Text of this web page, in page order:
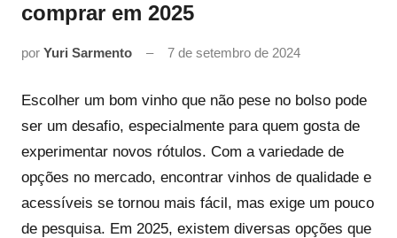
comprar em 2025
por Yuri Sarmento 7 de setembro de 2024
Escolher um bom vinho que não pese no bolso pode
ser um desafio, especialmente para quem gosta de
experimentar novos rótulos. Com a variedade de
opções no mercado, encontrar vinhos de qualidade e
acessíveis se tornou mais fácil, mas exige um pouco
de pesquisa. Em 2025, existem diversas opções que